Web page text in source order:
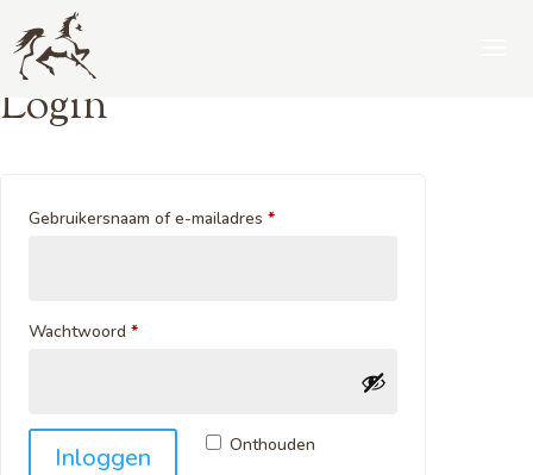
Mijn account
Login
Gebruikersnaam of e-mailadres *Vereist
Wachtwoord *Vereist
Onthouden
Inloggen